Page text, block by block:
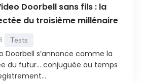
Doorbell sans fils : la
du troisième millénaire
6 Tests
Doorbell s’annonce comme la
du futur… conjuguée au temps